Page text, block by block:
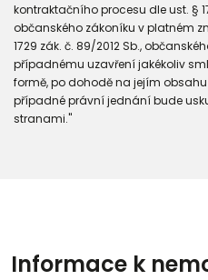
kontraktačního procesu dle ust. §
občanského zákoníku v platném
1729 zák. č. 89/2012 Sb.,
případnému uzavření jakékoliv
formě, po dohodě na jejím
případné právní jednání bude
stranami."
Informace k